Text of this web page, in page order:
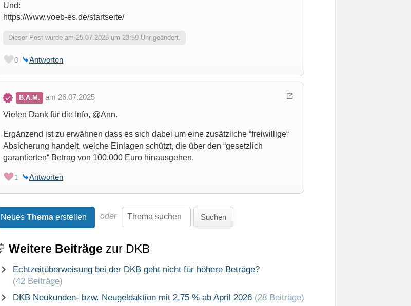
Und:
https://www.voeb-es.de/startseite/
Dieser Post wurde am 25.07.2025 um 23:59 Uhr geändert.
0 Antworten
B.A.M.
am 26.07.2025
Vielen Dank für die Info, @Ann.
Ergänzend ist zu erwähnen dass es sich dabei um eine zusätzliche “freiwillige“
Absicherung handelt, welche Einlagen schützt, die über den “gesetzlich
garantierten“ Betrag von 100.000 Euro hinausgehen.
1 Antworten
Neues Thema erstellen oder Suchen
Weitere Beiträge zur DKB
Echtzeitüberweisung bei der DKB geht nicht für höhere Beträge?
(42 Beiträge)
DKB Neukunden- bzw. Neugeldaktion mit 2,75 % ab April 2026 (28 Beiträge)